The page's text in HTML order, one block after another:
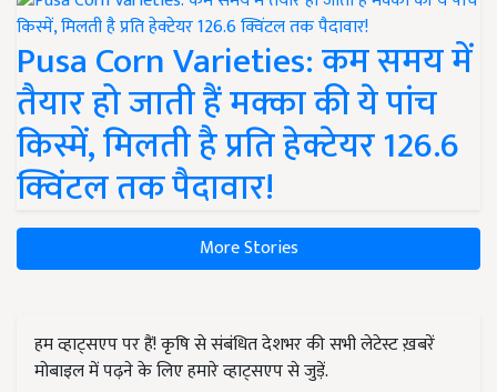
Pusa Corn Varieties: कम समय में
तैयार हो जाती हैं मक्का की ये पांच
किस्में, मिलती है प्रति हेक्टेयर 126.6
क्विंटल तक पैदावार!
More Stories
हम व्हाट्सएप पर हैं! कृषि से संबंधित देशभर की सभी लेटेस्ट ख़बरें
मोबाइल में पढ़ने के लिए हमारे व्हाट्सएप से जुड़ें.